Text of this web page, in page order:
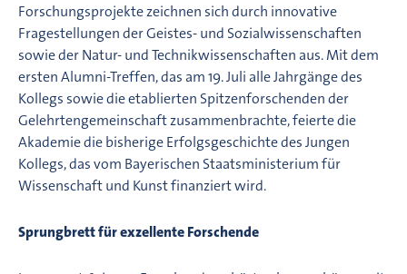
Forschungsprojekte zeichnen sich durch innovative
Fragestellungen der Geistes- und Sozialwissenschaften
sowie der Natur- und Technikwissenschaften aus. Mit dem
ersten Alumni-Treffen, das am 19. Juli alle Jahrgänge des
Kollegs sowie die etablierten Spitzenforschenden der
Gelehrtengemeinschaft zusammenbrachte, feierte die
Akademie die bisherige Erfolgsgeschichte des Jungen
Kollegs, das vom Bayerischen Staatsministerium für
Wissenschaft und Kunst finanziert wird.
Sprungbrett für exzellente Forschende